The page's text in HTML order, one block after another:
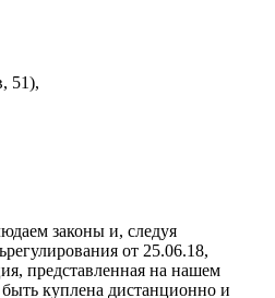
51),
законы и, следуя
от 25.06.18,
представленная на нашем
куплена дистанционно и